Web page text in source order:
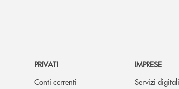
PRIVATI
Conti correnti
IMPRESE
Servizi digitali